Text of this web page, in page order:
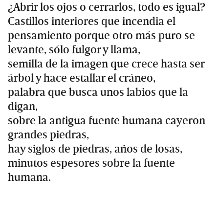
¿Abrir los ojos o cerrarlos, todo es igual?
Castillos interiores que incendia el
pensamiento porque otro más puro se
levante, sólo fulgor y llama,
semilla de la imagen que crece hasta ser
árbol y hace estallar el cráneo,
palabra que busca unos labios que la
digan,
sobre la antigua fuente humana cayeron
grandes piedras,
hay siglos de piedras, años de losas,
minutos espesores sobre la fuente
humana.